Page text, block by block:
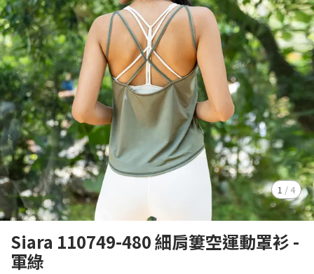
1 / 4
Siara 110749-480 細肩簍空運動罩衫 -
軍綠